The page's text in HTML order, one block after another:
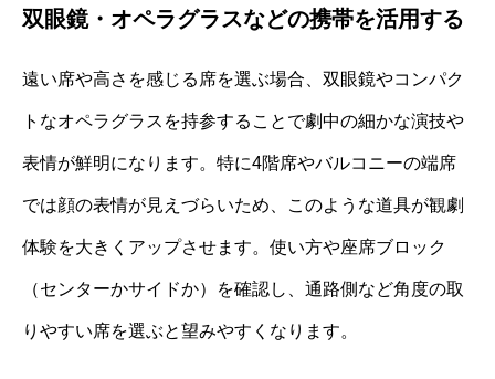
双眼鏡・オペラグラスなどの携帯を活用する
遠い席や高さを感じる席を選ぶ場合、双眼鏡やコンパク
トなオペラグラスを持参することで劇中の細かな演技や
表情が鮮明になります。特に4階席やバルコニーの端席
では顔の表情が見えづらいため、このような道具が観劇
体験を大きくアップさせます。使い方や座席ブロック
（センターかサイドか）を確認し、通路側など角度の取
りやすい席を選ぶと望みやすくなります。